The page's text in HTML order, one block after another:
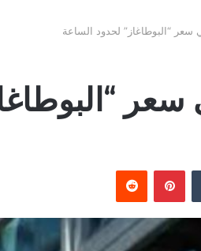
سعر “البوطاغاز” لحدود الساعة
سعر
بينتيريست